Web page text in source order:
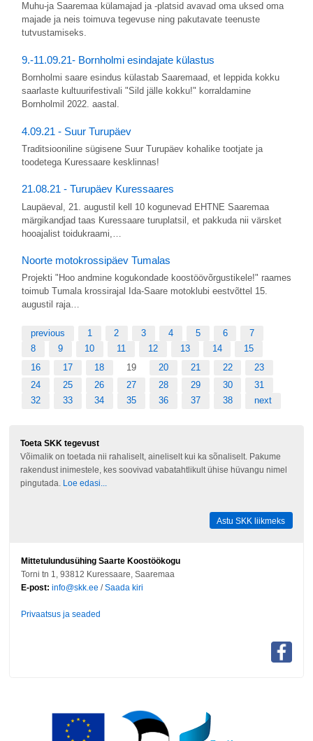
Muhu-ja Saaremaa külamajad ja -platsid avavad oma uksed oma
majade ja neis toimuva tegevuse ning pakutavate teenuste
tutvustamiseks.
9.-11.09.21- Bornholmi esindajate külastus
Bornholmi saare esindus külastab Saaremaad, et leppida kokku
saarlaste kultuurifestivali "Sild jälle kokku!" korraldamine
Bornholmil 2022. aastal.
4.09.21 - Suur Turupäev
Traditsiooniline sügisene Suur Turupäev kohalike tootjate ja
toodetega Kuressaare kesklinnas!
21.08.21 - Turupäev Kuressaares
Laupäeval, 21. augustil kell 10 kogunevad EHTNE Saaremaa
märgikandjad taas Kuressaare turuplatsil, et pakkuda nii värsket
hooajalist toidukraami,…
Noorte motokrossipäev Tumalas
Projekti "Hoo andmine kogukondade koostöövõrgustikele!" raames
toimub Tumala krossirajal Ida-Saare motoklubi eestvõttel 15.
augustil raja…
previous 1 2 3 4 5 6
7
8
9 10 11 12 13 14
15
16
17 18 19 20 21 22
23
24
25 26 27 28 29 30
31
32
33 34 35 36 37 38 next
Toeta SKK tegevust
Võimalik on toetada nii rahaliselt, aineliselt kui ka sõnaliselt. Pakume
rakendust inimestele, kes soovivad vabatahtlikult ühise hüvangu nimel
pingutada. Loe edasi...
Astu SKK liikmeks
Mittetulundusühing Saarte Koostöökogu
Torni tn 1, 93812 Kuressaare, Saaremaa
E-post: info@skk.ee /Saada kiri
Privaatsus ja seaded